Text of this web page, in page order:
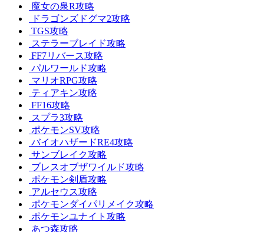
魔女の泉R攻略
ドラゴンズドグマ2攻略
TGS攻略
ステラーブレイド攻略
FF7リバース攻略
パルワールド攻略
マリオRPG攻略
ティアキン攻略
FF16攻略
スプラ3攻略
ポケモンSV攻略
バイオハザードRE4攻略
サンブレイク攻略
ブレスオブザワイルド攻略
ポケモン剣盾攻略
アルセウス攻略
ポケモンダイパリメイク攻略
ポケモンユナイト攻略
あつ森攻略